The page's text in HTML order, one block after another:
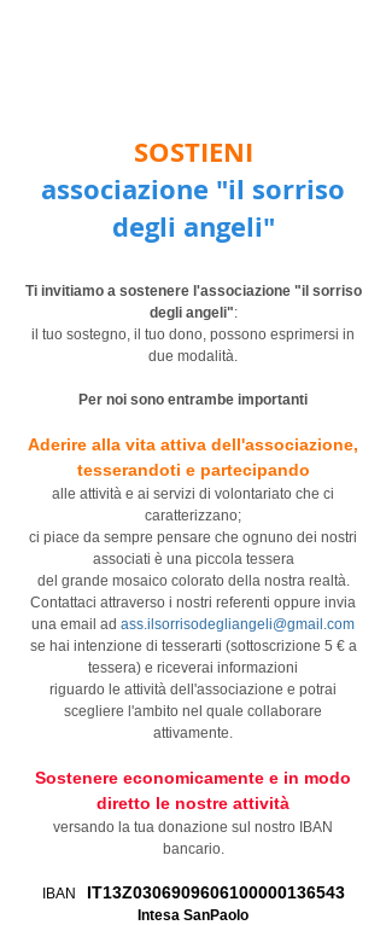
SOSTIENI
associazione "il sorriso
degli angeli"
Ti invitiamo a sostenere l'associazione "il sorriso
degli angeli":
il tuo sostegno, il tuo dono, possono esprimersi in
due modalità.
Per noi sono entrambe importanti
Aderire alla vita attiva dell'associazione,
tesserandoti e partecipando
alle attività e ai servizi di volontariato che ci
caratterizzano;
ci piace da sempre pensare che ognuno dei nostri
associati è una piccola tessera
del grande mosaico colorato della nostra realtà.
Contattaci attraverso i nostri referenti oppure invia
una email ad ass.ilsorrisodegliangeli@gmail.com
se hai intenzione di tesserarti (sottoscrizione 5 € a
tessera) e riceverai informazioni
riguardo le attività dell'associazione e potrai
scegliere l'ambito nel quale collaborare
attivamente.
Sostenere economicamente e in modo
diretto le nostre attività
versando la tua donazione sul nostro IBAN
bancario.
IBAN IT13Z0306909606100000136543
Intesa SanPaolo